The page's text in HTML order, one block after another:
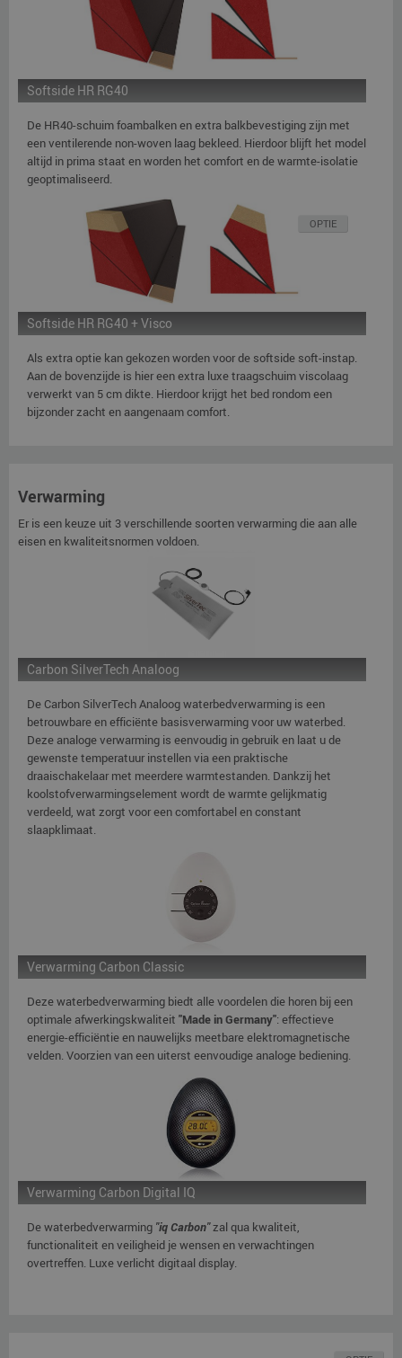
Softside HR RG40
De HR40-schuim foambalken en extra balkbevestiging zijn met
een ventilerende non-woven laag bekleed. Hierdoor blijft het model
altijd in prima staat en worden het comfort en de warmte-isolatie
geoptimaliseerd.
OPTIE
Softside HR RG40 + Visco
Als extra optie kan gekozen worden voor de softside soft-instap.
Aan de bovenzijde is hier een extra luxe traagschuim viscolaag
verwerkt van 5 cm dikte. Hierdoor krijgt het bed rondom een
bijzonder zacht en aangenaam comfort.
Verwarming
Er is een keuze uit 3 verschillende soorten verwarming die aan alle
eisen en kwaliteitsnormen voldoen.
Carbon SilverTech Analoog
De Carbon SilverTech Analoog waterbedverwarming is een
betrouwbare en efficiënte basisverwarming voor uw waterbed.
Deze analoge verwarming is eenvoudig in gebruik en laat u de
gewenste temperatuur instellen via een praktische
draaischakelaar met meerdere warmtestanden. Dankzij het
koolstofverwarmingselement wordt de warmte gelijkmatig
verdeeld, wat zorgt voor een comfortabel en constant
slaapklimaat.
Verwarming Carbon Classic
Deze waterbedverwarming biedt alle voordelen die horen bij een
optimale afwerkingskwaliteit "Made in Germany": effectieve
energie-efficiëntie en nauwelijks meetbare elektromagnetische
velden. Voorzien van een uiterst eenvoudige analoge bediening.
Verwarming Carbon Digital IQ
De waterbedverwarming "iq Carbon"zal qua kwaliteit,
functionaliteit en veiligheid je wensen en verwachtingen
overtreffen. Luxe verlicht digitaal display.